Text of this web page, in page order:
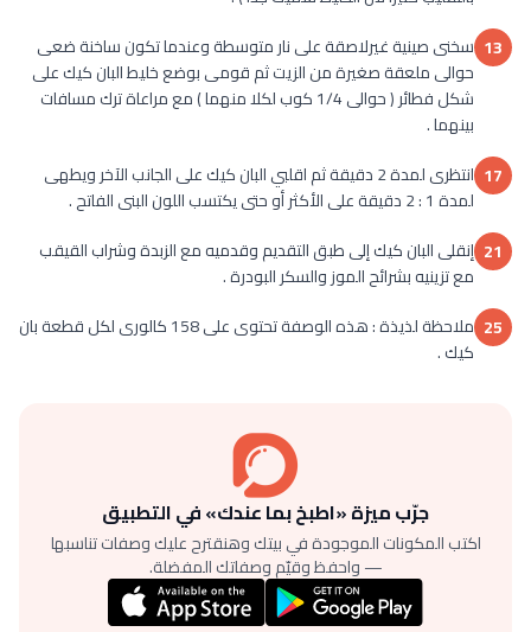
13 سخنى صينية غيرلاصقة على نار متوسطة وعندما تكون ساخنة ضعى
حوالى ملعقة صغيرة من الزيت ثم قومى بوضع خليط البان كيك على
شكل فطائر ( حوالى 1/4 كوب لكلا منهما ) مع مراعاة ترك مسافات
بينهما .
17
انتظرى لمدة 2 دقيقة ثم اقلبي البان كيك على الجانب الآخر ويطهى
لمدة 1 : 2 دقيقة على الأكثر أو حتى يكتسب اللون البنى الفاتح .
21 إنقلى البان كيك إلى طبق التقديم وقدميه مع الزبدة وشراب القيقب
مع تزينيه بشرائح الموز والسكر البودرة .
25
ملاحظة لذيذة : هذه الوصفة تحتوى على 158 كالورى لكل قطعة بان
كيك .
جرّب ميزة «اطبخ بما عندك» في التطبيق
اكتب المكونات الموجودة في بيتك وهنقترح عليك وصفات تناسبها
— واحفظ وقيّم وصفاتك المفضلة.